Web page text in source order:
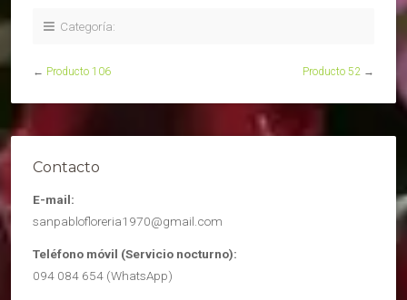
Categoría:
← Producto 106 Producto 52 →
Contacto
E-mail:
sanpablofloreria1970@gmail.com
Teléfono móvil (Servicio nocturno):
094 084 654 (WhatsApp)